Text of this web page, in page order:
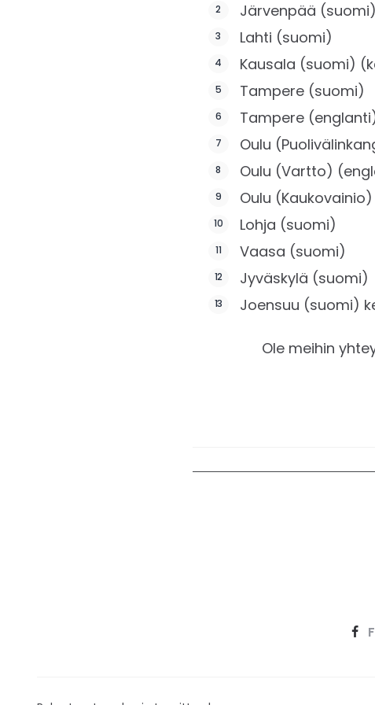
Järvenpää (suomi)
Lahti (suomi)
Kausala (suomi)
Tampere (suomi)
Tampere
Oulu
Oulu (Vartto)
Oulu
Lohja (suomi)
Vaasa (suomi)
Jyväskylä (suomi)
Joensuu (suomi)
Ole meihin